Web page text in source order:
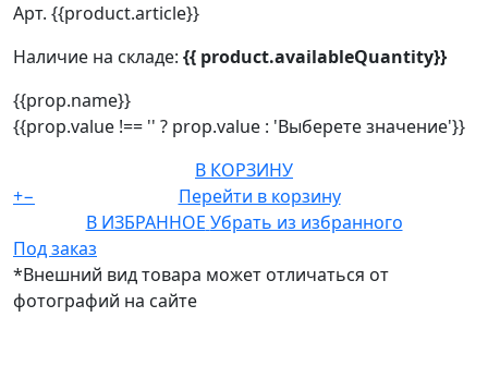
Арт. {{product.article}}
Наличие на складе: {{ product.availableQuantity}}
{{prop.name}}
{{prop.value !== '' ? prop.value : 'Выберете значение'}}
В КОРЗИНУ
+−
Перейти в корзину
В ИЗБРАННОЕ Убрать из избранного
Под заказ
*Внешний вид товара может отличаться от
фотографий на сайте